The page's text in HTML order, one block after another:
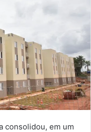
consolidou, em um